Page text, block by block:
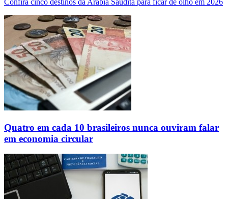
Confira cinco destinos da Arábia Saudita para ficar de olho em 2026
Quatro em cada 10 brasileiros nunca ouviram falar
em economia circular